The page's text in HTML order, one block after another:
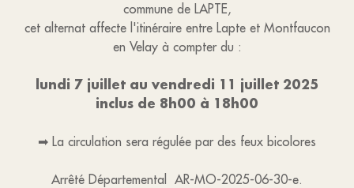
commune de LAPTE,
cet alternat affecte l'itinéraire entre Lapte et Montfaucon
en Velay à compter du :
lundi 7 juillet au vendredi 11 juillet 2025
inclus de 8h00 à 18h00
➡ La circulation sera régulée par des feux bicolores
Arrêté Départemental AR-MO-2025-06-30-e.